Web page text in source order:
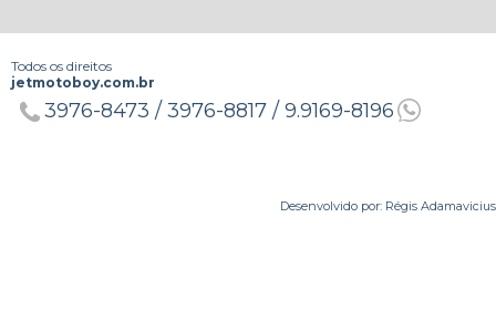
Todos os direitos
jetmotoboy.com.br
3976-8473 / 3976-8817 / 9.9169-8196
Desenvolvido por: Régis Adamavicius